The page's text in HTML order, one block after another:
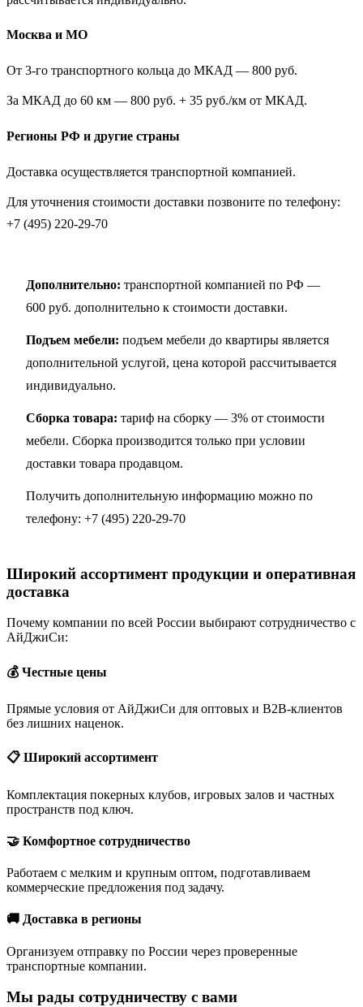
Москва и МО
От 3-го транспортного кольца до МКАД — 800 руб.
За МКАД до 60 км — 800 руб. + 35 руб./км от МКАД.
Регионы РФ и другие страны
Доставка осуществляется транспортной компанией.
Для уточнения стоимости доставки позвоните по телефону:
+7 (495) 220-29-70
Дополнительно: транспортной компанией по РФ —
600 руб. дополнительно к стоимости доставки.
Подъем мебели: подъем мебели до квартиры является
дополнительной услугой, цена которой рассчитывается
индивидуально.
Сборка товара: тариф на сборку — 3% от стоимости
мебели. Сборка производится только при условии
доставки товара продавцом.
Получить дополнительную информацию можно по
телефону: +7 (495) 220-29-70
Широкий ассортимент продукции и оперативная
доставка
Почему компании по всей России выбирают сотрудничество с
АйДжиСи:
💰 Честные цены
Прямые условия от АйДжиСи для оптовых и B2B-клиентов
без лишних наценок.
📋 Широкий ассортимент
Комплектация покерных клубов, игровых залов и частных
пространств под ключ.
🤝 Комфортное сотрудничество
Работаем с мелким и крупным оптом, подготавливаем
коммерческие предложения под задачу.
🚚 Доставка в регионы
Организуем отправку по России через проверенные
транспортные компании.
Мы рады сотрудничеству с вами